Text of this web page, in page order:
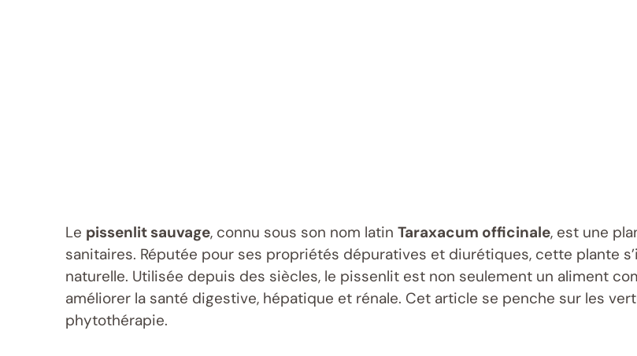
Le pissenlit sauvage, connu sous son nom latin Taraxacum officinale, est une
sanitaires. Réputée pour ses propriétés dépuratives et diurétiques, cette plante
naturelle. Utilisée depuis des siècles, le pissenlit est non seulement un aliment
améliorer la santé digestive, hépatique et rénale. Cet article se penche sur les
phytothérapie.